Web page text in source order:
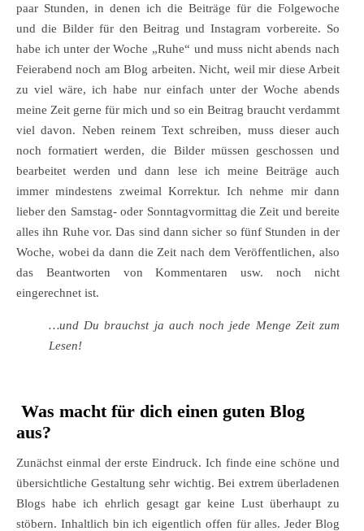
paar Stunden, in denen ich die Beiträge für die Folgewoche
und die Bilder für den Beitrag und Instagram vorbereite. So
habe ich unter der Woche „Ruhe“ und muss nicht abends nach
Feierabend noch am Blog arbeiten. Nicht, weil mir diese Arbeit
zu viel wäre, ich habe nur einfach unter der Woche abends
meine Zeit gerne für mich und so ein Beitrag braucht verdammt
viel davon. Neben reinem Text schreiben, muss dieser auch
noch formatiert werden, die Bilder müssen geschossen und
bearbeitet werden und dann lese ich meine Beiträge auch
immer mindestens zweimal Korrektur. Ich nehme mir dann
lieber den Samstag- oder Sonntagvormittag die Zeit und bereite
alles ihn Ruhe vor. Das sind dann sicher so fünf Stunden in der
Woche, wobei da dann die Zeit nach dem Veröffentlichen, also
das Beantworten von Kommentaren usw. noch nicht
eingerechnet ist.
…und Du brauchst ja auch noch jede Menge Zeit zum
Lesen!
Was macht für dich einen guten Blog
aus?
Zunächst einmal der erste Eindruck. Ich finde eine schöne und
übersichtliche Gestaltung sehr wichtig. Bei extrem überladenen
Blogs habe ich ehrlich gesagt gar keine Lust überhaupt zu
stöbern. Inhaltlich bin ich eigentlich offen für alles. Jeder Blog